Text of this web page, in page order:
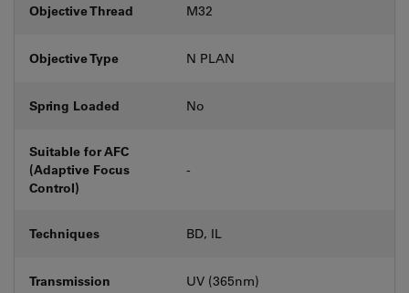
Objective Thread M32
Objective Type N PLAN
Spring Loaded No
Suitable for AFC
(Adaptive Focus
Control)
-
Techniques BD, IL
Transmission UV (365nm)